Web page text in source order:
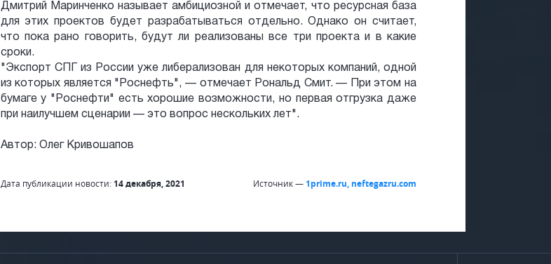
Дмитрий Маринченко называет амбициозной и отмечает, что ресурсная база
для этих проектов будет разрабатываться отдельно. Однако он считает,
что пока рано говорить, будут ли реализованы все три проекта и в какие
сроки.
"Экспорт СПГ из России уже либерализован для некоторых компаний, одной
из которых является "Роснефть", — отмечает Рональд Смит. — При этом на
бумаге у "Роснефти" есть хорошие возможности, но первая отгрузка даже
при наилучшем сценарии — это вопрос нескольких лет".
Автор: Олег Кривошапов
Дата публикации новости: 14 декабря, 2021 Источник — 1prime.ru, neftegazru.com